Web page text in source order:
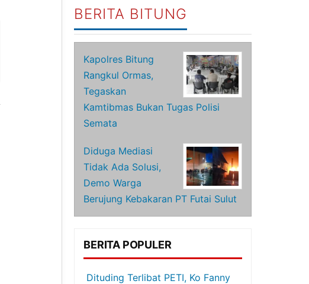
BERITA BITUNG
Kapolres Bitung
Rangkul Ormas,
Tegaskan
Kamtibmas Bukan Tugas Polisi
Semata
Diduga Mediasi
Tidak Ada Solusi,
Demo Warga
Berujung Kebakaran PT Futai Sulut
BERITA POPULER
Dituding Terlibat PETI, Ko Fanny